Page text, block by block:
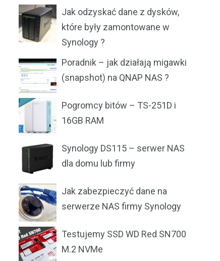
Jak odzyskać dane z dysków,
które były zamontowane w
Synology ?
Poradnik – jak działają migawki
(snapshot) na QNAP NAS ?
Pogromcy bitów – TS-251D i
16GB RAM
Synology DS115 – serwer NAS
dla domu lub firmy
Jak zabezpieczyć dane na
serwerze NAS firmy Synology
Testujemy SSD WD Red SN700
M.2 NVMe